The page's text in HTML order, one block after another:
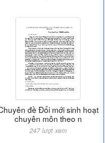
đề Đổi mới sinh hoạt
chuyên môn theo n
247 lượt xem